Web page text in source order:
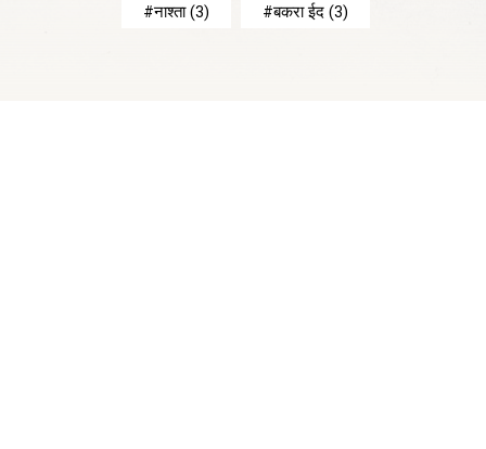
नाश्ता(3) बकरा ईद (3)